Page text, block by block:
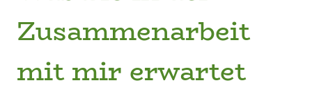
Zusammenarbeit
mit mir erwartet